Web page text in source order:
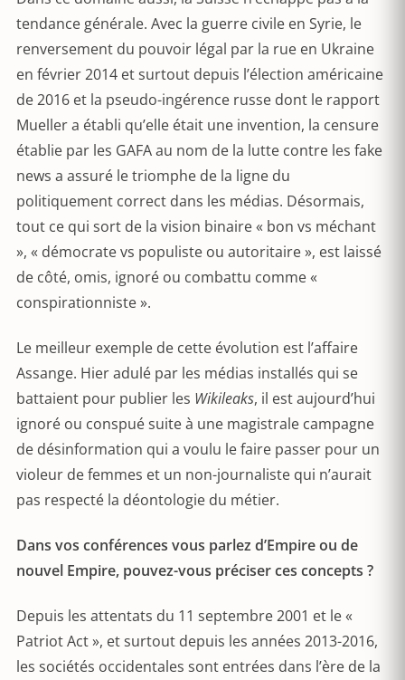
tendance générale. Avec la guerre civile en Syrie, le
renversement du pouvoir légal par la rue en Ukraine
en février 2014 et surtout depuis l’élection américaine
de 2016 et la pseudo-ingérence russe dont le rapport
Mueller a établi qu’elle était une invention, la censure
établie par les GAFA au nom de la lutte contre les fake
news a assuré le triomphe de la ligne du
politiquement correct dans les médias. Désormais,
tout ce qui sort de la vision binaire « bon vs méchant
», « démocrate vs populiste ou autoritaire », est laissé
de côté, omis, ignoré ou combattu comme «
conspirationniste ».
Le meilleur exemple de cette évolution est l’affaire
Assange. Hier adulé par les médias installés qui se
battaient pour publier les Wikileaks, il est aujourd’hui
ignoré ou conspué suite à une magistrale campagne
de désinformation qui a voulu le faire passer pour un
violeur de femmes et un non-journaliste qui n’aurait
pas respecté la déontologie du métier.
Dans vos conférences vous parlez d’Empire ou de
nouvel Empire, pouvez-vous préciser ces concepts ?
Depuis les attentats du 11 septembre 2001 et le «
Patriot Act », et surtout depuis les années 2013-2016,
les sociétés occidentales sont entrées dans l’ère de la